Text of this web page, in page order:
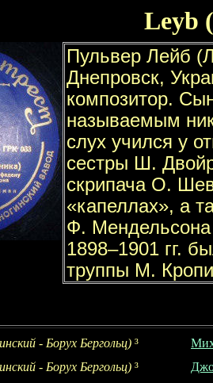
Leyb
- Борух Бергольц) ³
- Борух Бергольц) ³